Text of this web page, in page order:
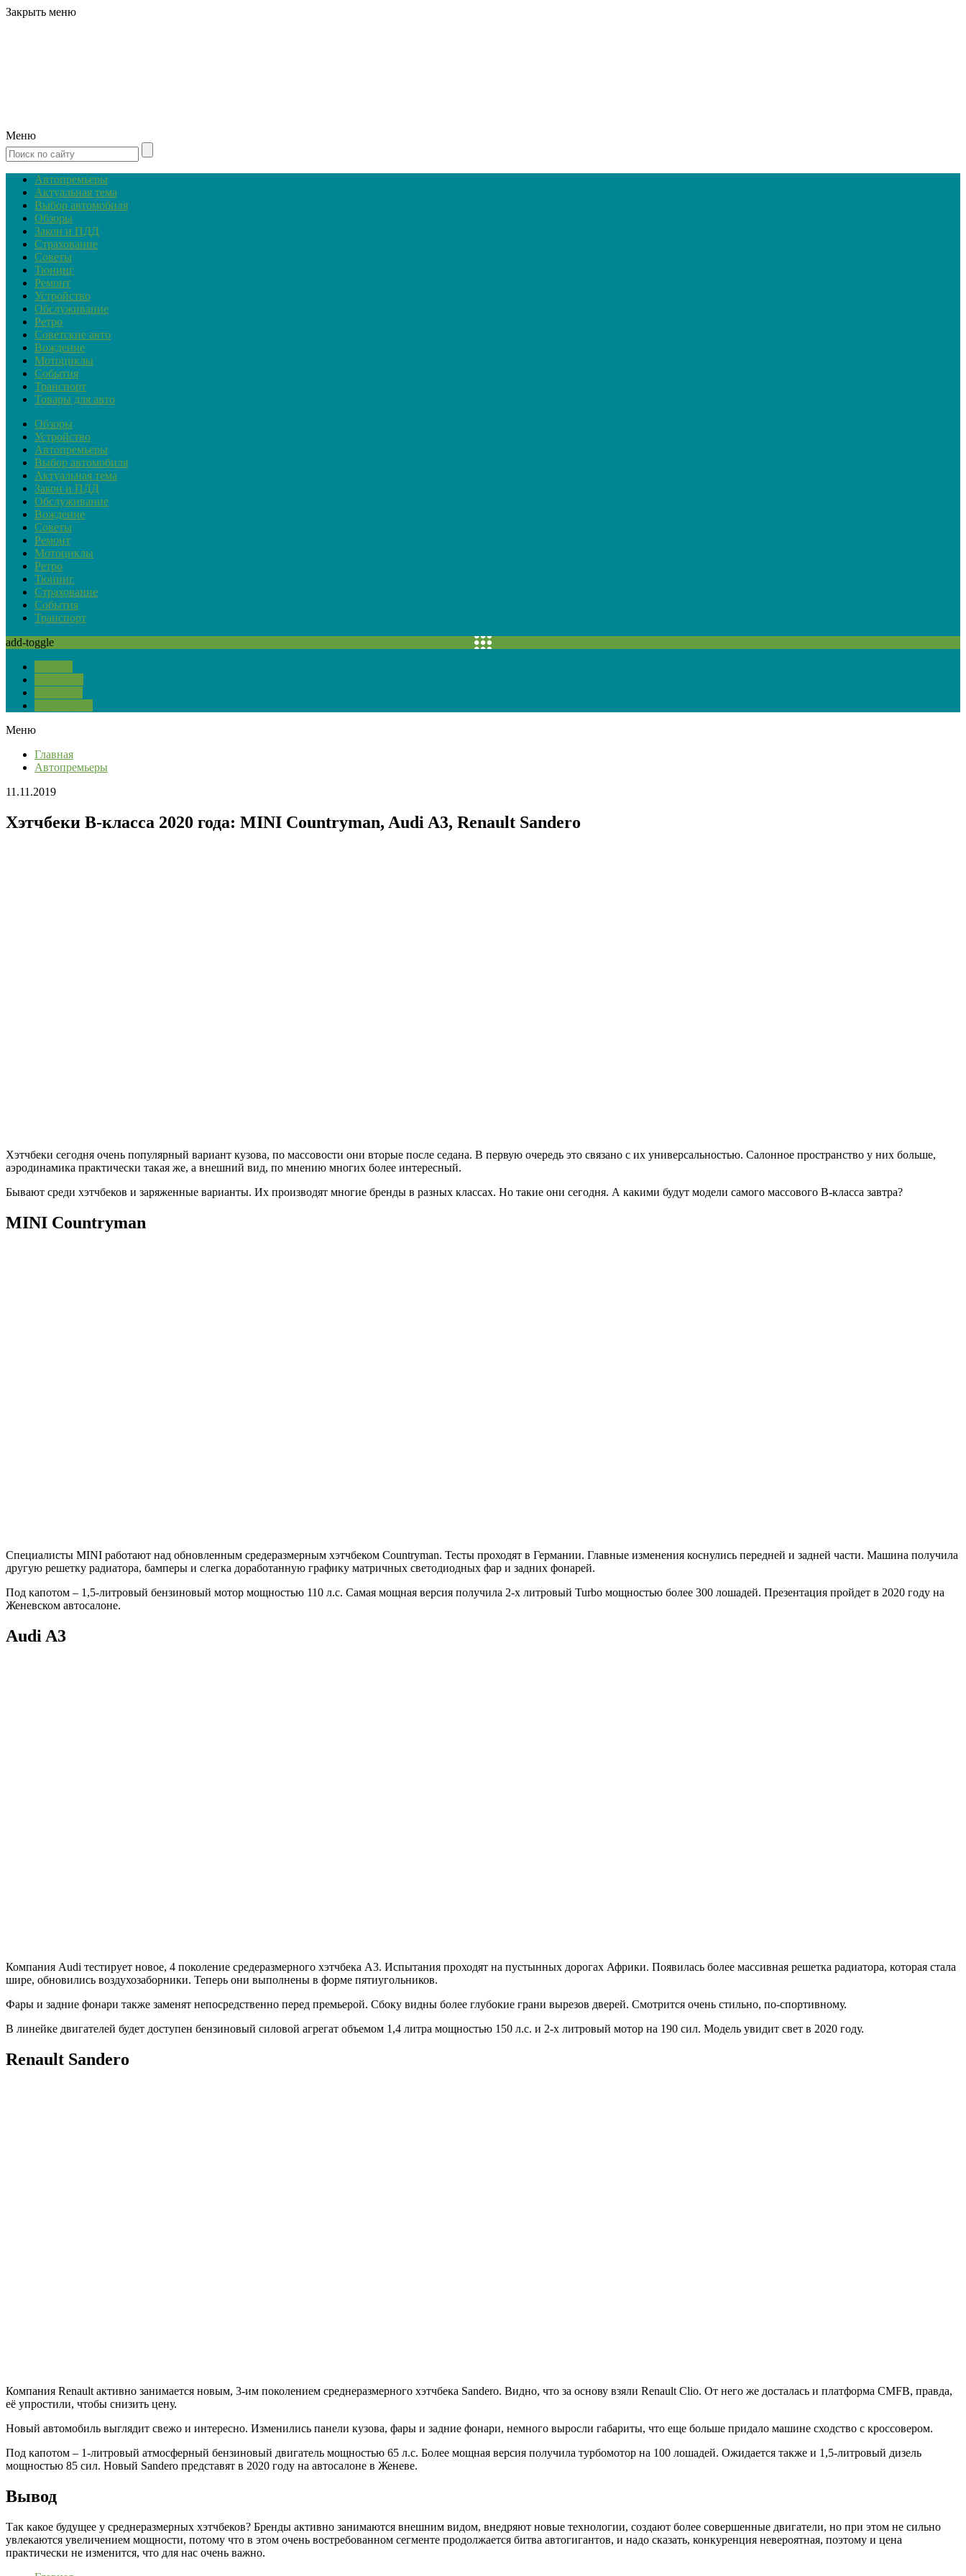
Закрыть меню
Меню
Автопремьеры
Актуальная тема
Выбор автомобиля
Обзоры
Закон и ПДД
Страхование
Советы
Тюнинг
Ремонт
Устройство
Обслуживание
Ретро
Советские авто
Вождение
Мотоциклы
События
Транспорт
Товары для авто
Обзоры
Устройство
Автопремьеры
Выбор автомобиля
Актуальная тема
Закон и ПДД
Обслуживание
Вождение
Советы
Ремонт
Мотоциклы
Ретро
Тюнинг
Страхование
События
Транспорт
add-toggle
Меню
Главная
Автопремьеры
11.11.2019
Хэтчбеки B-класса 2020 года: MINI Countryman, Audi A3, Renault Sandero
Хэтчбеки сегодня очень популярный вариант кузова, по массовости они вторые после седана. В первую очередь это связано с их универсальностью. Салонное пространство у них больше,
аэродинамика практически такая же, а внешний вид, по мнению многих более интересный.
Бывают среди хэтчбеков и заряженные варианты. Их производят многие бренды в разных классах. Но такие они сегодня. А какими будут модели самого массового B-класса завтра?
MINI Countryman
Специалисты MINI работают над обновленным средеразмерным хэтчбеком Countryman. Тесты проходят в Германии. Главные изменения коснулись передней и задней части. Машина получила
другую решетку радиатора, бамперы и слегка доработанную графику матричных светодиодных фар и задних фонарей.
Под капотом – 1,5-литровый бензиновый мотор мощностью 110 л.с. Самая мощная версия получила 2-х литровый Turbo мощностью более 300 лошадей. Презентация пройдет в 2020 году на
Женевском автосалоне.
Audi A3
Компания Audi тестирует новое, 4 поколение средеразмерного хэтчбека A3. Испытания проходят на пустынных дорогах Африки. Появилась более массивная решетка радиатора, которая стала
шире, обновились воздухозаборники. Теперь они выполнены в форме пятиугольников.
Фары и задние фонари также заменят непосредственно перед премьерой. Сбоку видны более глубокие грани вырезов дверей. Смотрится очень стильно, по-спортивному.
В линейке двигателей будет доступен бензиновый силовой агрегат объемом 1,4 литра мощностью 150 л.с. и 2-х литровый мотор на 190 сил. Модель увидит свет в 2020 году.
Renault Sandero
Компания Renault активно занимается новым, 3-им поколением среднеразмерного хэтчбека Sandero. Видно, что за основу взяли Renault Clio. От него же досталась и платформа CMFB, правда,
её упростили, чтобы снизить цену.
Новый автомобиль выглядит свежо и интересно. Изменились панели кузова, фары и задние фонари, немного выросли габариты, что еще больше придало машине сходство с кроссовером.
Под капотом – 1-литровый атмосферный бензиновый двигатель мощностью 65 л.с. Более мощная версия получила турбомотор на 100 лошадей. Ожидается также и 1,5-литровый дизель
мощностью 85 сил. Новый Sandero представят в 2020 году на автосалоне в Женеве.
Вывод
Так какое будущее у среднеразмерных хэтчбеков? Бренды активно занимаются внешним видом, внедряют новые технологии, создают более совершенные двигатели, но при этом не сильно
увлекаются увеличением мощности, потому что в этом очень востребованном сегменте продолжается битва автогигантов, и надо сказать, конкуренция невероятная, поэтому и цена
практически не изменится, что для нас очень важно.